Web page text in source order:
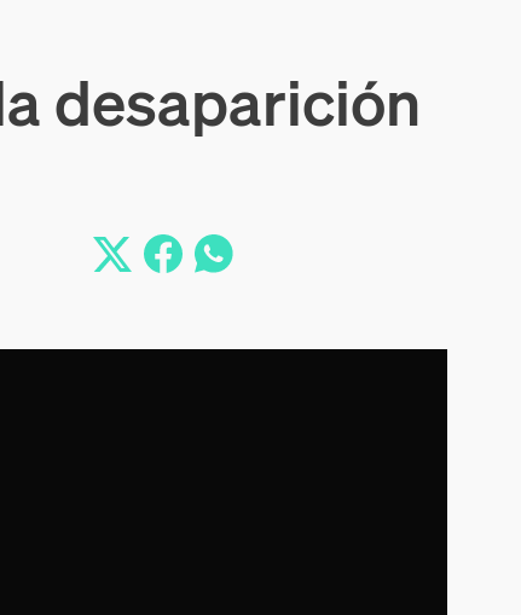
desaparición